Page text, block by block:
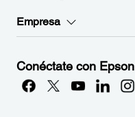
Empresa
Conéctate con Epson